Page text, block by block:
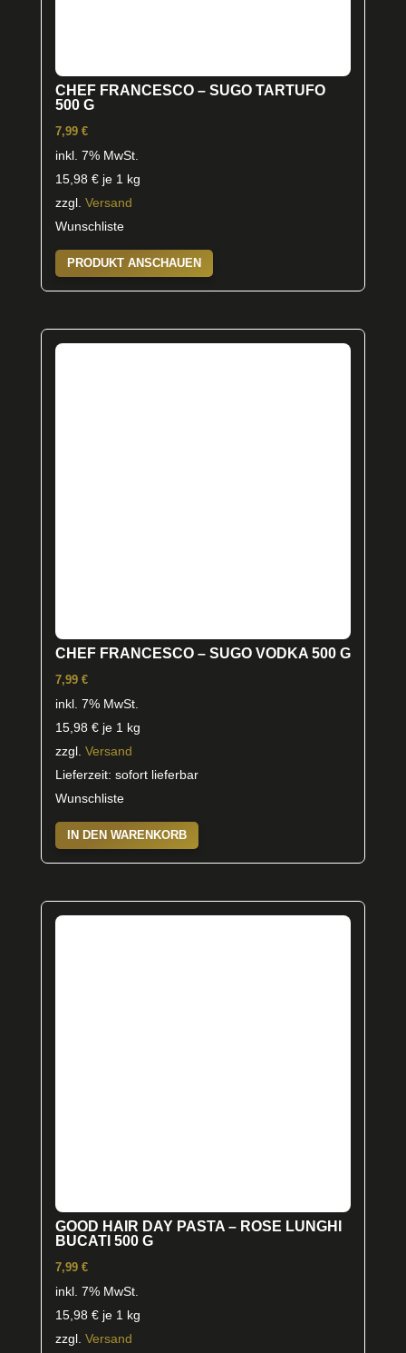
CHEF FRANCESCO – SUGO TARTUFO
500 G
7,99 €
inkl. 7% MwSt.
15,98 €je 1 kg
zzgl. Versand
Wunschliste
PRODUKT ANSCHAUEN
CHEF FRANCESCO – SUGO VODKA 500 G
7,99 €
inkl. 7% MwSt.
15,98 €je 1 kg
zzgl. Versand
Lieferzeit: sofort lieferbar
Wunschliste
IN DEN WARENKORB
GOOD HAIR DAY PASTA – ROSE LUNGHI
BUCATI 500 G
7,99 €
inkl. 7% MwSt.
15,98 €je 1 kg
zzgl. Versand